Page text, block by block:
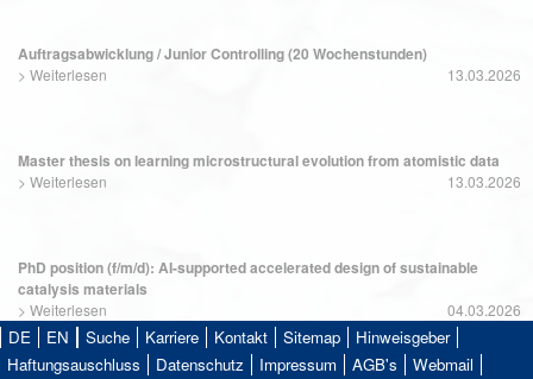
Auftragsabwicklung / Junior Controlling (20 Wochenstunden)
> Weiterlesen 13.03.2026
Master thesis on learning microstructural evolution from atomistic data
> Weiterlesen 13.03.2026
PhD position (f/m/d): AI-supported accelerated design of sustainable
catalysis materials
> Weiterlesen 04.03.2026
DE EN Suche Karriere Kontakt Sitemap
Hinweisgeber
Haftungsauschluss
Datenschutz Impressum AGB's Webmail